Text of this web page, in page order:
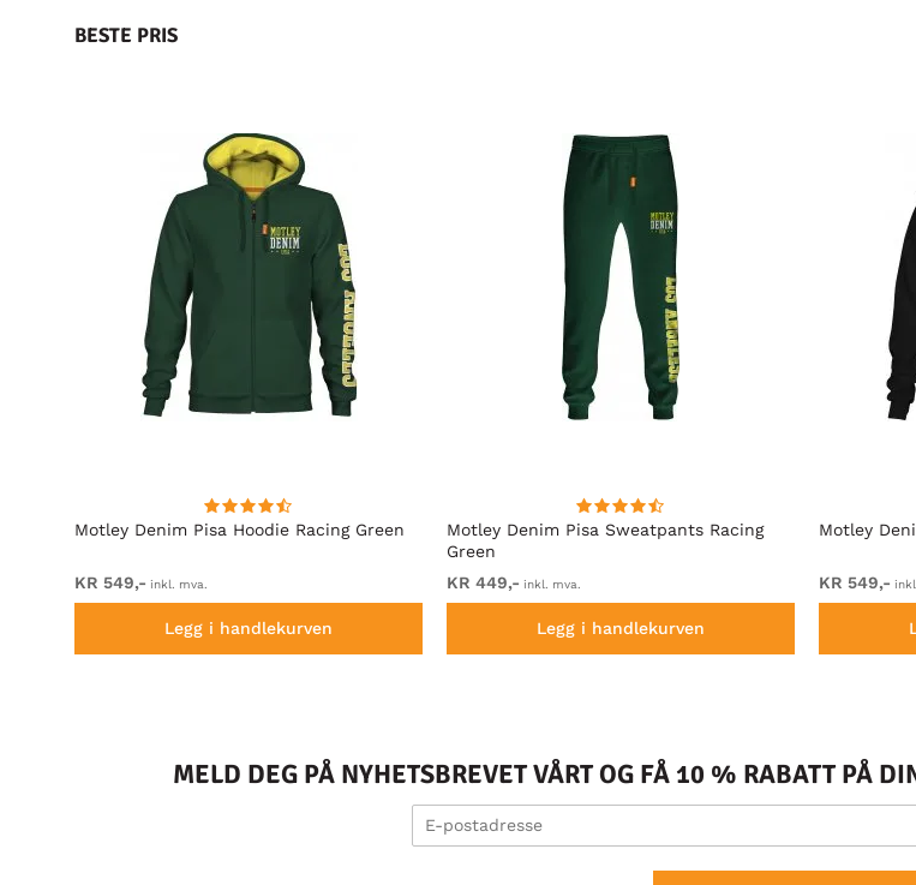
BESTE PRIS
Motley Denim Pisa Hoodie Racing Green
KR 549,- inkl. mva.
Legg i handlekurven
Motley Denim Pisa Sweatpants Racing
Green
KR 449,- inkl. mva.
Legg i handlekurven
Motley
KR 549,-
MELD DEG PÅ NYHETSBREVET VÅRT OG FÅ 10 % RABATT PÅ